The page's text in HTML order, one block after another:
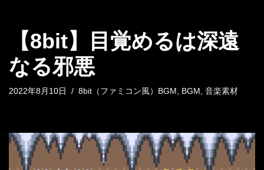
【8bit】目覚めるは深遠
なる邪悪
2022年8月10日 8bit（ファミコン風）BGM , BGM , 音楽素材